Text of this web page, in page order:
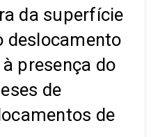
da superfície
deslocamento
presença do
de
de